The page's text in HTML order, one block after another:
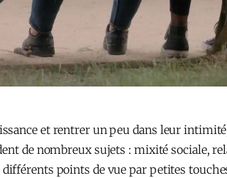
et rentrer un peu dans leur
de nombreux sujets : mixité sociale,
points de vue par petites